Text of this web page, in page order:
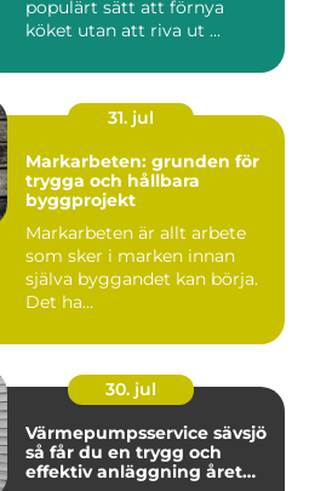
populärt sätt att förnya
köket utan att riva ut ...
31. jul
Markarbeten: grunden för
trygga och hållbara
byggprojekt
Markarbeten är allt arbete
som sker i marken innan
själva byggandet kan börja.
Det ha...
30. jul
Värmepumpsservice sävsjö
så får du en trygg och
effektiv anläggning året